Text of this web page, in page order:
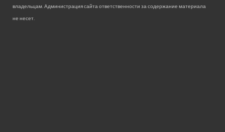
владельцам. Администрация сайта ответственности за содержание материала
не несет.